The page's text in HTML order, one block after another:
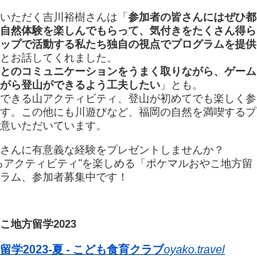
ただく吉川裕樹さんは「参加者の皆さんにはぜひ都
然体験を楽しんでもらって、気付きをたくさん得ら
プで活動する私たち独自の視点でプログラムを提供
とお話してくれました。
のコミュニケーションをうまく取りながら、ゲーム
ら登山ができるよう工夫したい 」とも。
きる山アクティビティ、登山が初めてでも楽しく参
。この他にも川遊びなど、福岡の自然を満喫するプ
いただいています。
んに有意義な経験をプレゼントしませんか？
クティビティ"を楽しめる「ポケマルおやこ地方留
ム、参加者募集中です！
地方留学2023
学2023-夏 - こども食育クラブoyako.travel